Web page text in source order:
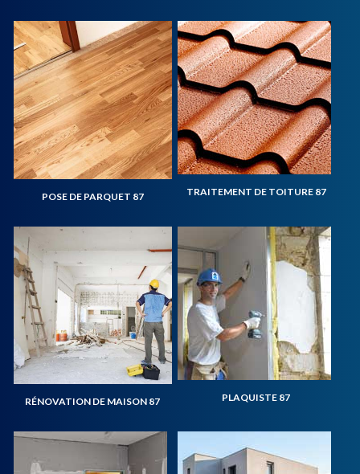
POSE DE PARQUET 87 TRAITEMENT DE TOITURE 87
RÉNOVATION DE MAISON 87 PLAQUISTE 87